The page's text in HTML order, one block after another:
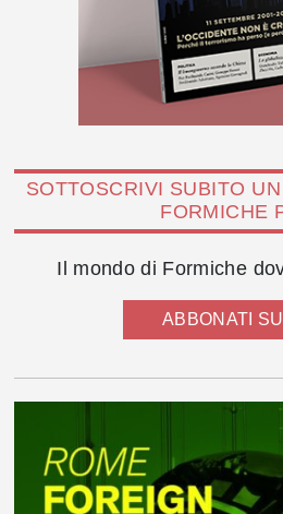
SOTTOSCRIVI SUBITO
FORMICHE
Il mondo di Formiche
ABBONATI